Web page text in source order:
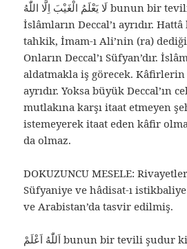
لَا يَعْلَمُ الْغَيْبَ اِلَّا اللّٰهُ bunun bir tevili şudur ki:
İslâmların Deccal’ı ayrıdır.
tahkik, İmam-ı Ali’nin (ra)
Onların Deccal’ı Süfyan’dır.
aldatmakla iş görecek. Kâfirlerin
ayrıdır. Yoksa büyük Deccal’ın
mutlakına karşı itaat etmeyen
istemeyerek itaat eden kâfir
da olmaz.
DOKUZUNCU MESELE:
Süfyaniye ve hâdisat-ı istikbaliye
ve Arabistan’da tasvir edilmiş.
اَللّٰهُ اَعْلَمْ bunun bir tevili şudur ki: Merkez-i hilafet